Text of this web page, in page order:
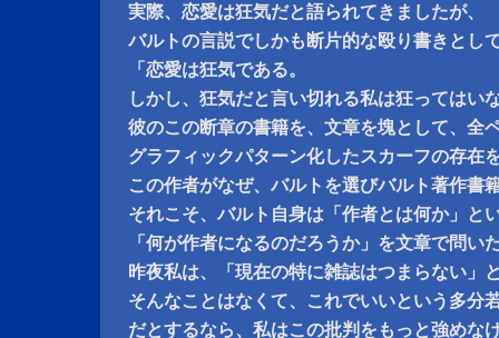
実際、恋愛は狂気だと語られてきましたが、
バルトの言説でしかも断片的な殴り書きとし
「恋愛は狂気である。
しかし、狂気だと言い切れる私は狂ってはい
彼のこの断章の書籍を、文章を塊として、全
グラフィックパターン化したスカーフの存在
この作者がなぜ、バルトを選びバルト著作書
それこそ、バルト自身は「作者とは何か」と
「何が作者になるのだろうか」を文章で問い
昨夜私は、「現在の特に雑誌はつまらない」
そんなことはなくて、これでいいという多分
だとするなら、私はこの批判をもっと強めな